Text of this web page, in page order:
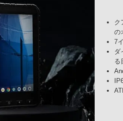
ク
の
7
ダ
る